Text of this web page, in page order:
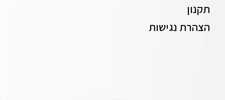
תקנון
הצהרת נגישות